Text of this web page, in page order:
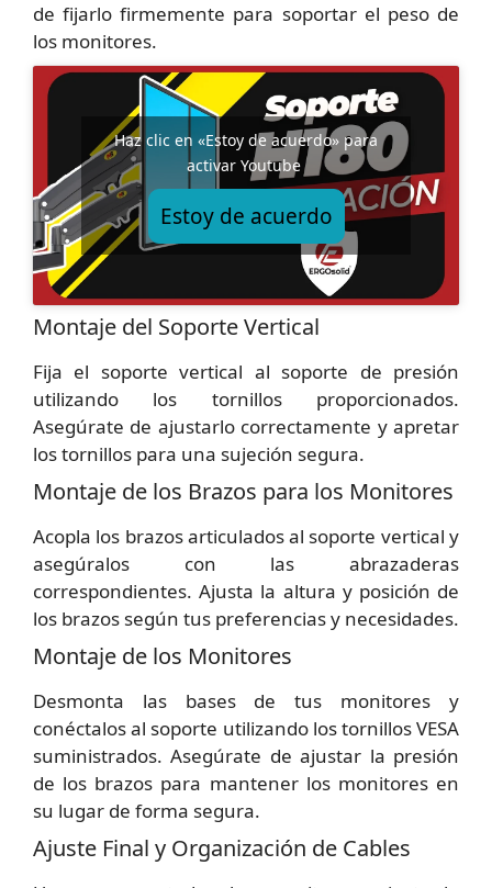
de fijarlo firmemente para soportar el peso de
los monitores.
Haz clic en «Estoy de acuerdo» para
activar Youtube
Estoy de acuerdo
Montaje del Soporte Vertical
Fija el soporte vertical al soporte de presión
utilizando los tornillos proporcionados.
Asegúrate de ajustarlo correctamente y apretar
los tornillos para una sujeción segura.
Montaje de los Brazos para los Monitores
Acopla los brazos articulados al soporte vertical y
asegúralos con las abrazaderas
correspondientes. Ajusta la altura y posición de
los brazos según tus preferencias y necesidades.
Montaje de los Monitores
Desmonta las bases de tus monitores y
conéctalos al soporte utilizando los tornillos VESA
suministrados. Asegúrate de ajustar la presión
de los brazos para mantener los monitores en
su lugar de forma segura.
Ajuste Final y Organización de Cables